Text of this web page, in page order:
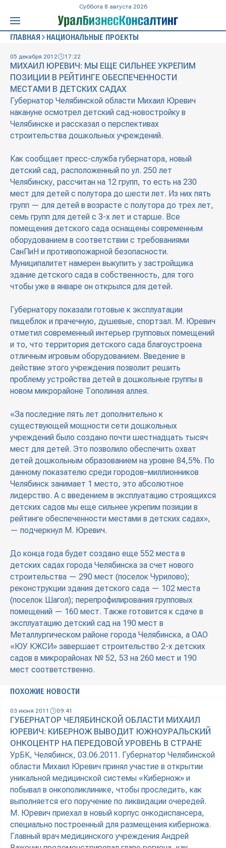
Суббота 8 августа 2026
ГЛАВНАЯ НАЦИОНАЛЬНЫЕ ПРОЕКТЫ
05 декабря 2012 17:22
МИХАИЛ ЮРЕВИЧ: МЫ ЕЩЕ СИЛЬНЕЕ УКРЕПИМ
ПОЗИЦИИ В РЕЙТИНГЕ ОБЕСПЕЧЕННОСТИ
МЕСТАМИ В ДЕТСКИХ САДАХ
Губернатор Челябинской области Михаил Юревич
накануне осмотрел детский сад-новостройку в
Челябинске и рассказал о перспективах
строительства дошкольных учреждений.
Как сообщает пресс-служба губернатора, новый
детский сад, расположенный по ул. 250 лет
Челябинску, рассчитан на 12 групп, то есть на 230
мест для детей с полутора до шести лет. Из них пять
групп — для детей в возрасте с полутора до трех лет,
семь групп для детей с 3-х лет и старше. Все
помещения детского сада оснащены современным
оборудованием в соответствии с требованиями
СанПиН и противопожарной безопасности.
Муниципалитет намерен выкупить у застройщика
здание детского сада в собственность, для того
чтобы уже в январе он открылся для детей.
Губернатору показали готовые к эксплуатации
пищеблок и прачечную, душевые, спортзал. М. Юревич
отметил современный интерьер групповых помещений
и то, что территория детского сада благоустроена
отличным игровым оборудованием. Введение в
действие этого учреждения позволит решить
проблему устройства детей в дошкольные группы в
новом микрорайоне Тополиная аллея.
«За последние пять лет дополнительно к
существующей мощности сети дошкольных
учреждений было создано почти шестнадцать тысяч
мест для детей. Это позволило обеспечить охват
детей дошкольным образованием на уровне 84,5%. По
данному показателю среди городов–миллионников
Челябинск занимает 1 место, это абсолютное
лидерство. А с введением в эксплуатацию строящихся
детских садов мы еще сильнее укрепим позиции в
рейтинге обеспеченности местами в детских садах»,
— подчеркнул М. Юревич.
До конца года будет создано еще 552 места в
детских садах города Челябинска за счет нового
строительства — 290 мест (поселок Чурилово);
реконструкции здания детского сада — 102 места
(поселок Шагол); перепрофилирования групповых
помещений — 160 мест. Также готовится к сдаче в
эксплуатацию детский сад на 190 мест в
Металлургическом районе города Челябинска, а ОАО
«ЮУ КЖСИ» завершает строительство 2-х детских
садов в микрорайонах № 52, 53 на 260 мест и 190
мест соответственно.
ПОХОЖИЕ НОВОСТИ
03 июня 2011 09:41
ГУБЕРНАТОР ЧЕЛЯБИНСКОЙ ОБЛАСТИ МИХАИЛ
ЮРЕВИЧ: КИБЕРНОЖ ВЫВОДИТ ЮЖНОУРАЛЬСКИЙ
ОНКОЦЕНТР НА ПЕРЕДОВОЙ УРОВЕНЬ В СТРАНЕ
УрБК, Челябинск, 03.06.2011. Губернатор Челябинской
области Михаил Юревич принял участие в открытии
уникальной медицинской системы «Кибернож» и
побывал в онкополиклинике, чтобы проследить, как
выполняется его поручение по ликвидации очередей.
М. Юревич приехал в новый корпус онкодиспансера,
специально построенный для размещения киберножа.
Главный врач медицинского учреждения Андрей